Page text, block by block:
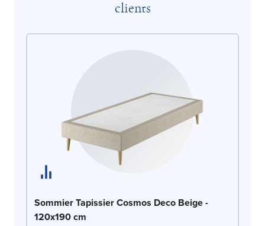
clients
Sommier Tapissier Cosmos Deco Beige -
120x190 cm